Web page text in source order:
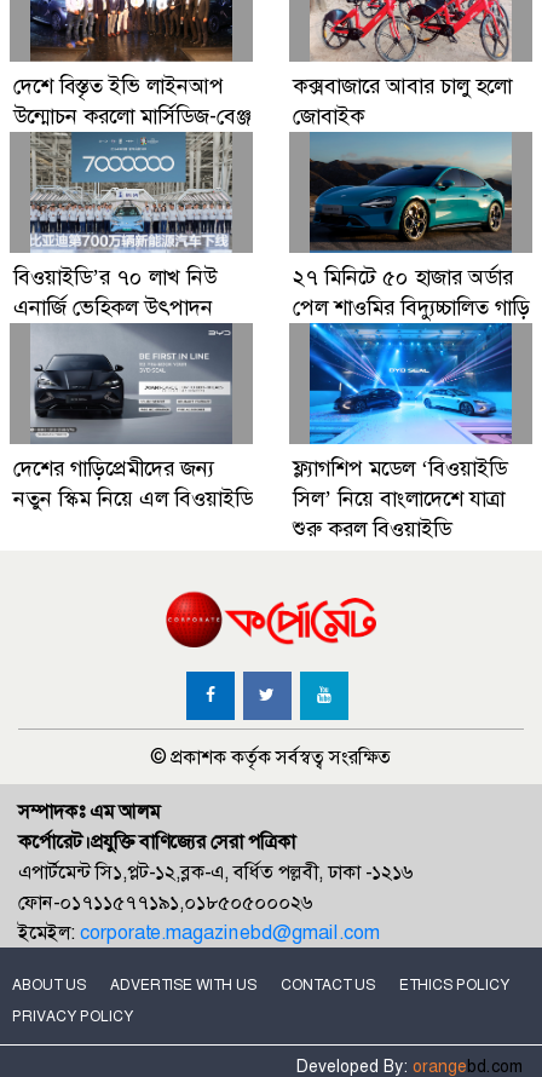
দেশে বিস্তৃত ইভি লাইনআপ
উন্মোচন করলো মার্সিডিজ-বেঞ্জ
কক্সবাজারে আবার চালু হলো
জোবাইক
বিওয়াইডি’র ৭০ লাখ নিউ
এনার্জি ভেহিকল উৎপাদন
২৭ মিনিটে ৫০ হাজার অর্ডার
পেল শাওমির বিদ্যুচ্চালিত গাড়ি
দেশের গাড়িপ্রেমীদের জন্য
নতুন স্কিম নিয়ে এল বিওয়াইডি
ফ্ল্যাগশিপ মডেল ‘বিওয়াইডি
সিল’ নিয়ে বাংলাদেশে যাত্রা
শুরু করল বিওয়াইডি
© প্রকাশক কর্তৃক সর্বস্বত্ব সংরক্ষিত
সম্পাদকঃ এম আলম
কর্পোরেট।প্রযুক্তি বাণিজ্যের সেরা পত্রিকা
এপার্টমেন্ট সি১,প্লট-১২,ব্লক-এ, বর্ধিত পল্লবী, ঢাকা -১২১৬
ফোন-০১৭১১৫৭৭১৯১,০১৮৫০৫০০০২৬
ইমেইল:corporate.magazinebd@gmail.com
ABOUT US ADVERTISE WITH US CONTACT US
ETHICS POLICY
PRIVACY POLICY
Developed By: orangebd.com